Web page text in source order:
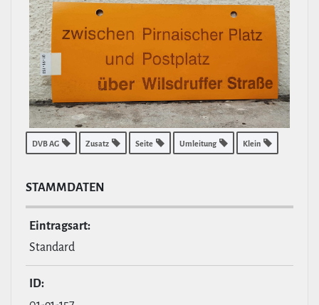
DVB AG Zusatz Seite Umleitung Klein
STAMM­DATEN
Ein­tragsart:
Standard
ID: